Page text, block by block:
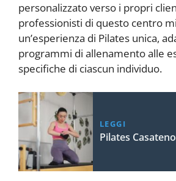
personalizzato verso i propri
professionisti di questo centro
un’esperienza di Pilates unica,
programmi di allenamento alle
specifiche di ciascun individuo.
LEGGI
Pilates